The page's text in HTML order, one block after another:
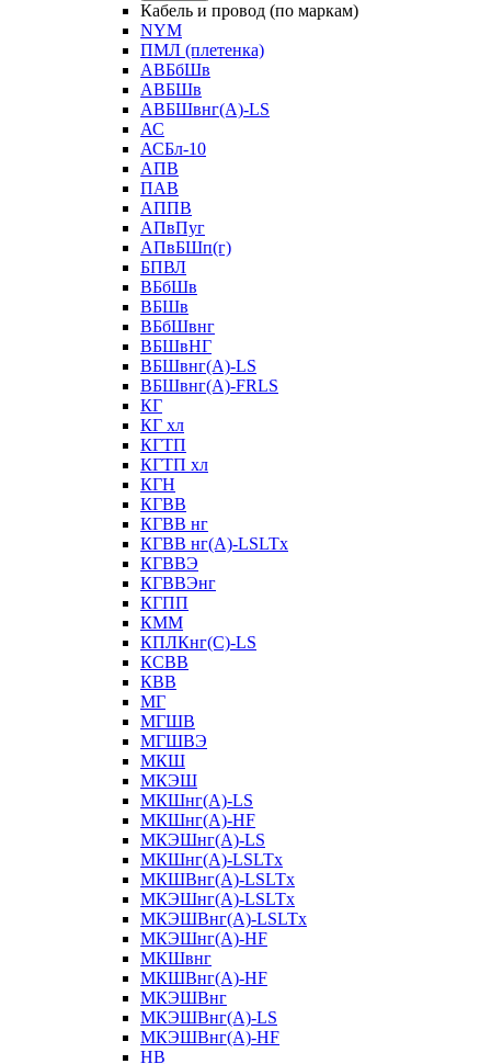
Кабель и провод (по маркам)
NYM
ПМЛ (плетенка)
АВБбШв
АВБШв
АВБШвнг(А)-LS
АС
АСБл-10
АПВ
ПАВ
АППВ
АПвПуг
АПвБШп(г)
БПВЛ
ВБбШв
ВБШв
ВБбШвнг
ВБШвНГ
ВБШвнг(А)-LS
ВБШвнг(А)-FRLS
КГ
КГ хл
КГТП
КГТП хл
КГН
КГВВ
КГВВ нг
КГВВ нг(А)-LSLTx
КГВВЭ
КГВВЭнг
КГПП
КММ
КПЛКнг(C)-LS
КСВВ
КВВ
МГ
МГШВ
МГШВЭ
МКШ
МКЭШ
МКШнг(А)-LS
МКШнг(А)-HF
МКЭШнг(А)-LS
МКШнг(А)-LSLTx
МКШВнг(A)-LSLTx
МКЭШнг(А)-LSLTx
МКЭШВнг(A)-LSLTx
МКЭШнг(А)-HF
МКШвнг
МКШВнг(А)-HF
МКЭШВнг
МКЭШВнг(А)-LS
МКЭШВнг(А)-HF
НВ